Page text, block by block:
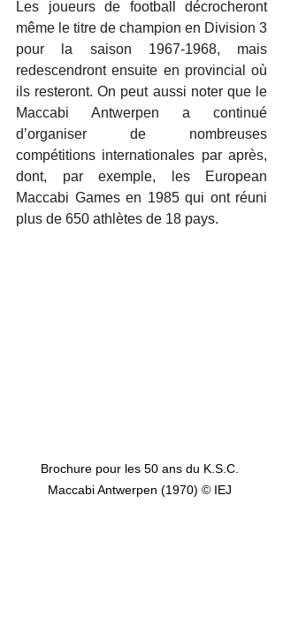
Les joueurs de football décrocheront
même le titre de champion en Division 3
pour la saison 1967-1968, mais
redescendront ensuite en provincial où
ils resteront. On peut aussi noter que le
Maccabi Antwerpen a continué
d’organiser de nombreuses
compétitions internationales par après,
dont, par exemple, les European
Maccabi Games en 1985 qui ont réuni
plus de 650 athlètes de 18 pays.
Brochure pour les 50 ans du K.S.C.
Maccabi Antwerpen (1970) © IEJ